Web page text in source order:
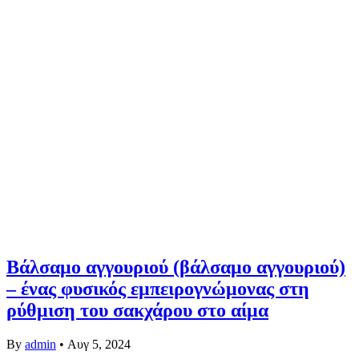
Βάλσαμο αγγουριού (βάλσαμο αγγουριού)
– ένας φυσικός εμπειρογνώμονας στη
ρύθμιση του σακχάρου στο αίμα
By admin • Αυγ 5, 2024